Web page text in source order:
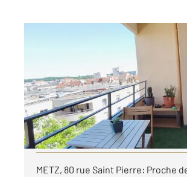
Appartement Studio à louer
453 €
par mois charges comprises
Visiter le site dédié
METZ, 80 rue Saint Pierre: Proche